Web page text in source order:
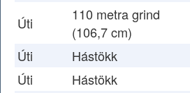
Úti
110 metra grind
(106,7 cm)
Úti
Hástökk
Úti
Hástökk